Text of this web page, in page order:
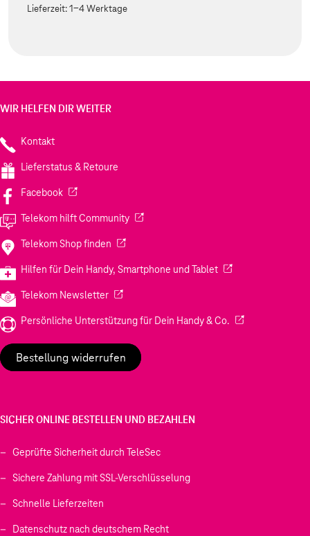
Lieferzeit:1-4 Werktage
WIR HELFEN DIR WEITER
Kontakt
Lieferstatus & Retoure
Facebook(Wird in einem neuen Tab geöffnet)
Telekom hilft Community(Wird in einem neuen Tab geöffnet)
Telekom Shop finden (Wird in einem neuen Tab geöffnet)
Hilfen für Dein Handy, Smartphone und Tablet(Wird in einem
Telekom Newsletter(Wird in einem neuen Tab geöffnet)
Persönliche Unterstützung für Dein Handy & Co. (Wird in einem
Bestellung widerrufen
SICHER ONLINE BESTELLEN UND BEZAHLEN
Geprüfte Sicherheit durch TeleSec
Sichere Zahlung mit SSL-Verschlüsselung
Schnelle Lieferzeiten
Datenschutz nach deutschem Recht